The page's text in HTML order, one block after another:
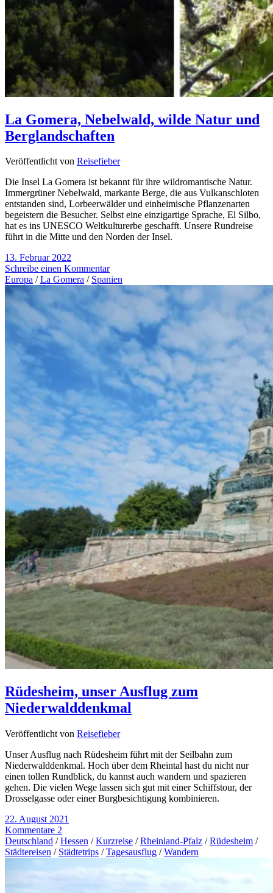
La Gomera, Nebelwald, wilde Natur und
Berglandschaften
Veröffentlicht von Reisefieber
Die Insel La Gomera ist bekannt für ihre wildromantische Natur.
Immergrüner Nebelwald, markante Berge, die aus Vulkanschloten
entstanden sind, Lorbeerwälder und einheimische Pflanzenarten
begeistern die Besucher. Selbst eine einzigartige Sprache, El Silbo,
hat es ins UNESCO Weltkulturerbe geschafft. Unsere Rundreise
führt in die Mitte und den Norden der Insel.
13. Februar 2022
Schreibe einen Kommentar
Europa /La Gomera / Spanien
Rüdesheim, unser Ausflug zum
Niederwalddenkmal
Veröffentlicht von Reisefieber
Unser Ausflug nach Rüdesheim führt mit der Seilbahn zum
Niederwalddenkmal. Hoch über dem Rheintal hast du nicht nur
einen tollen Rundblick, du kannst auch wandern und spazieren
gehen. Die vielen Wege lassen sich gut mit einer Schiffstour, der
Drosselgasse oder einer Burgbesichtigung kombinieren.
22. August 2021
Kommentare 2
Deutschland /Hessen /Kurzreise /Rheinland-Pfalz /Rüdesheim /
Städtereisen / Städtetrips /Tagesausflug /Wandern